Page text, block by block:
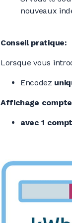
nouveaux
Conseil pratique:
Lorsque vous
Encodez
Affichage
avec 1